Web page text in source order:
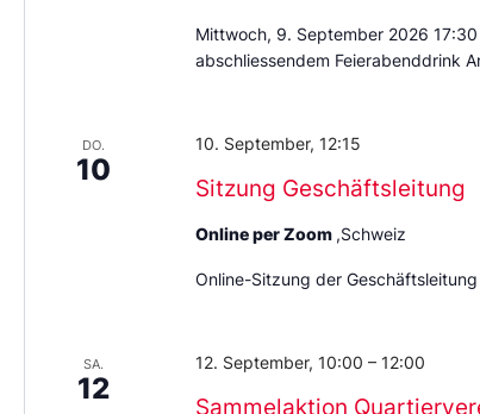
Mittwoch, 9. September 2026
abschliessendem Feierabenddrink
DO.
10
Sitzung Geschäftsleitung
10. September, 12:15
Online per Zoom ,Schweiz
Online-Sitzung der Geschäftsleitung
SA.
12
Sammelaktion
12. September, 10:00 – 12:00